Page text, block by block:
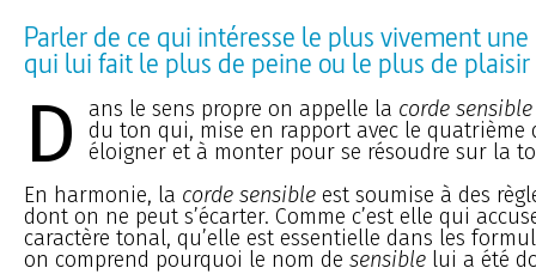
Parler de ce qui intéresse le plus vivement
qui lui fait le plus de peine ou le plus de plaisir
D ans le sens propre on appelle la corde sensible
du ton qui, mise en rapport avec le quatrième
éloigner et à monter pour se résoudre sur la
En harmonie, la corde sensible est soumise à des
dont on ne peut s’écarter. Comme c’est elle qui
caractère tonal, qu’elle est essentielle dans les
on comprend pourquoi le nom de sensible lui a été